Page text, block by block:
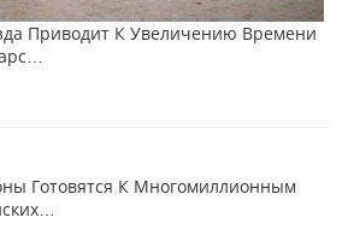
Приводит К Увеличению Времени
Готовятся К Многомиллионным